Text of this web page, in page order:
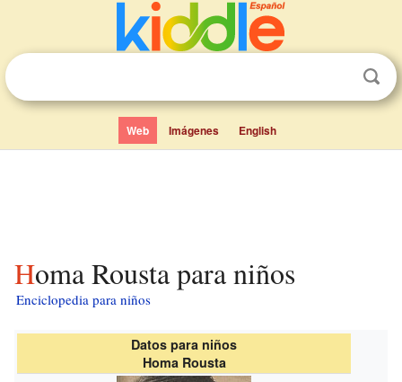
Web Imágenes English
Homa Rousta para niños
Enciclopedia para niños
Datos para niños
Homa Rousta